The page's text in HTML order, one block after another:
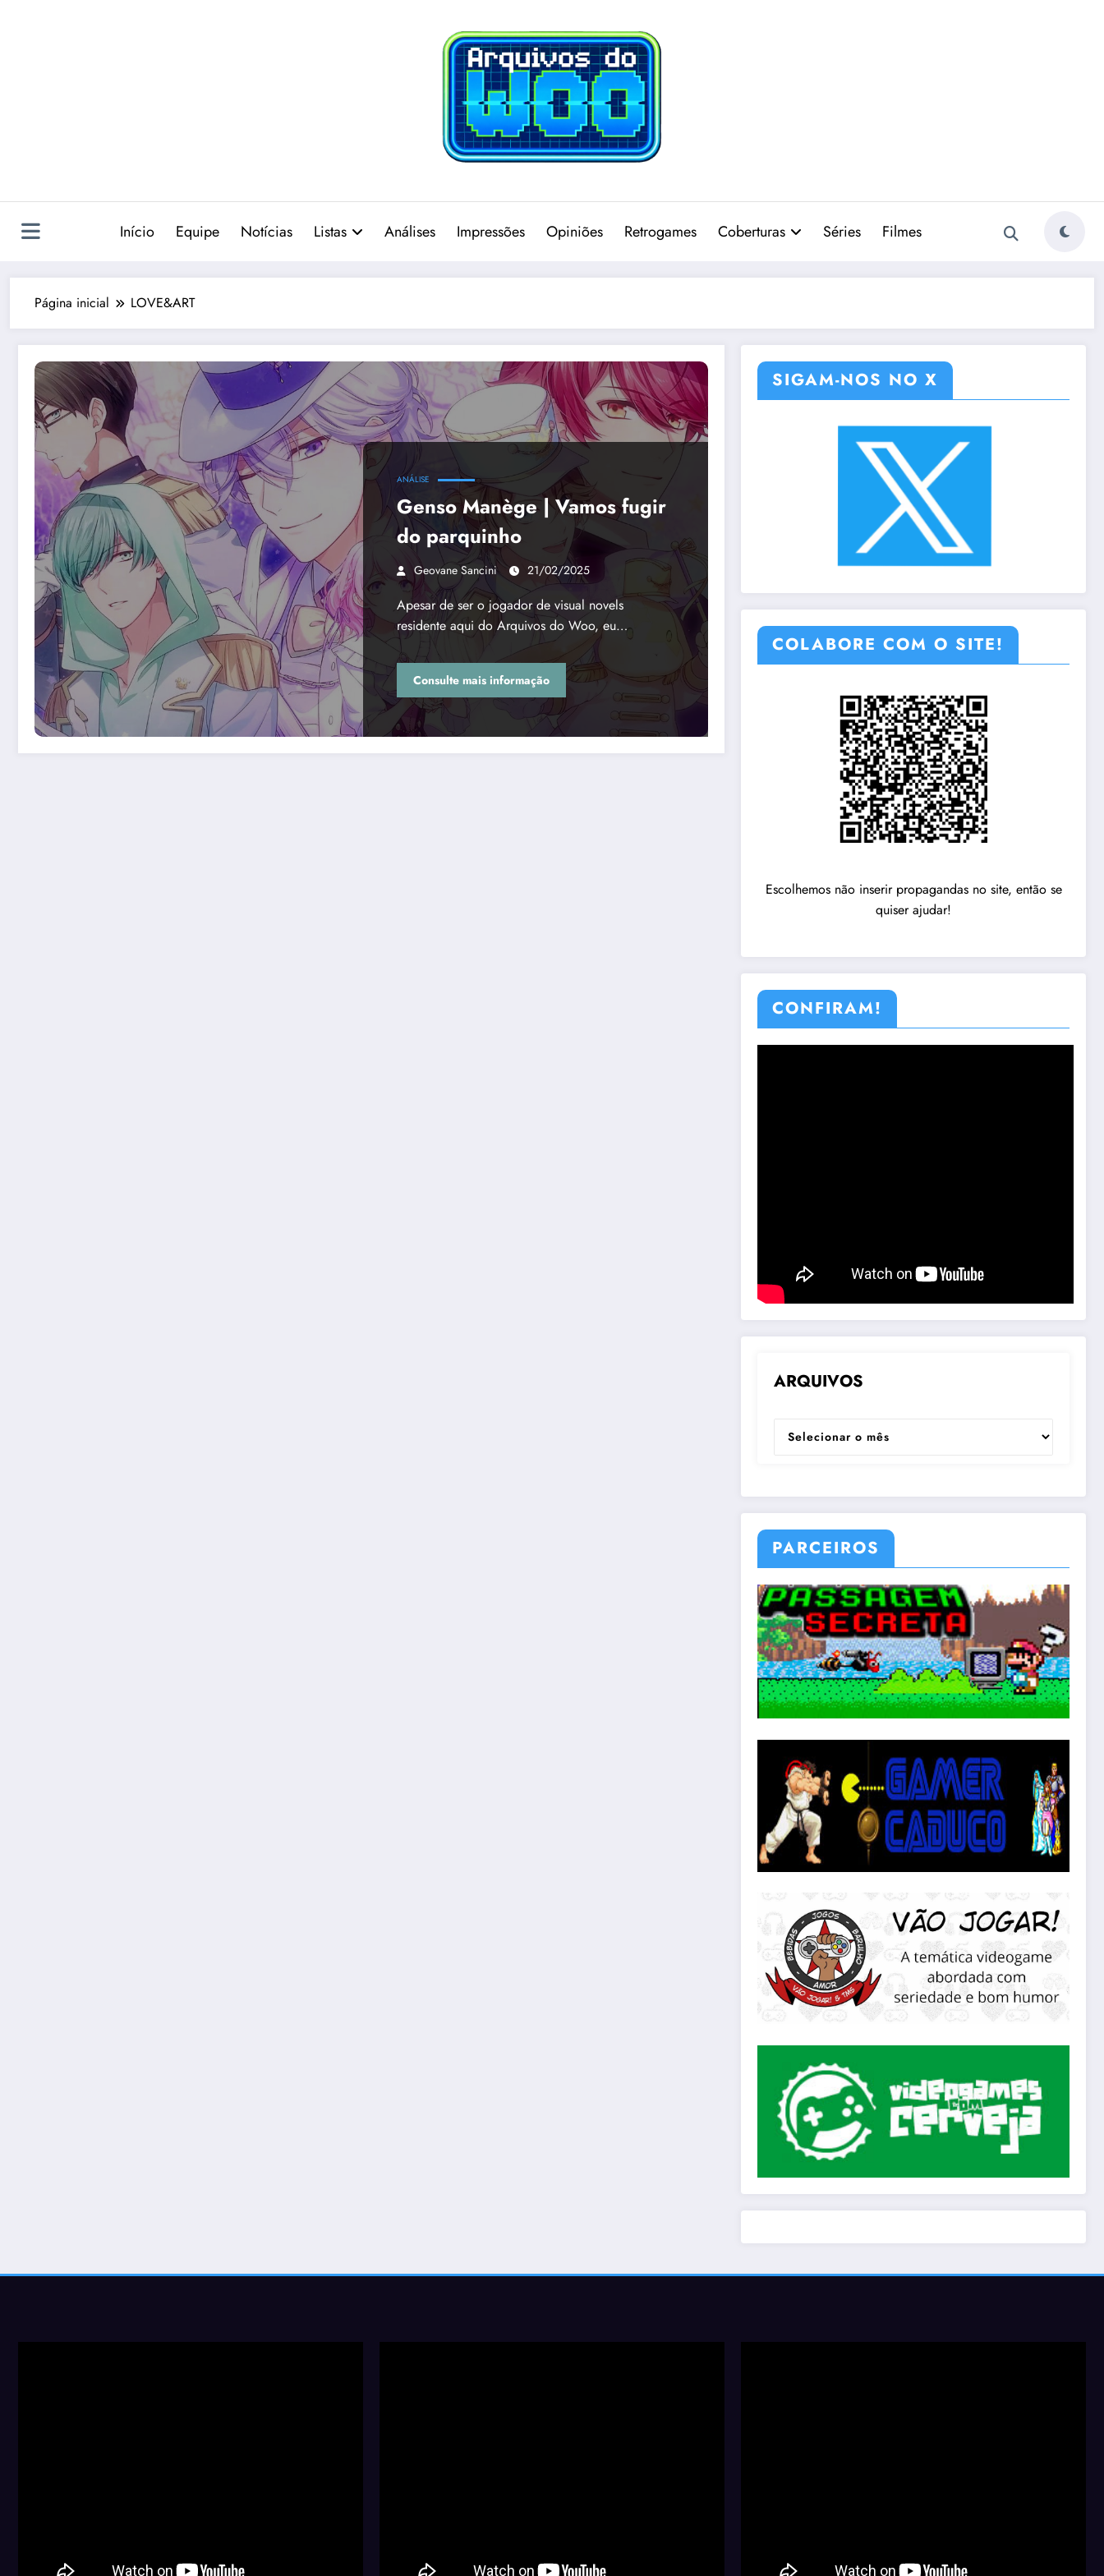
Início Equipe Notícias Listas Análises Impressões Opiniões Retrogames Coberturas Séries Filmes
Página inicial LOVE&ART
ANÁLISE
Genso Manège | Vamos fugir
do parquinho
Geovane Sancini 21/02/2025
Apesar de ser o jogador de visual novels
residente aqui do Arquivos do Woo, eu…
Consulte mais informação
SIGAM-NOS NO X
COLABORE COM O SITE!
Escolhemos não inserir propagandas no site, então se
quiser ajudar!
CONFIRAM!
ARQUIVOS
ARQUIVOS
PARCEIROS